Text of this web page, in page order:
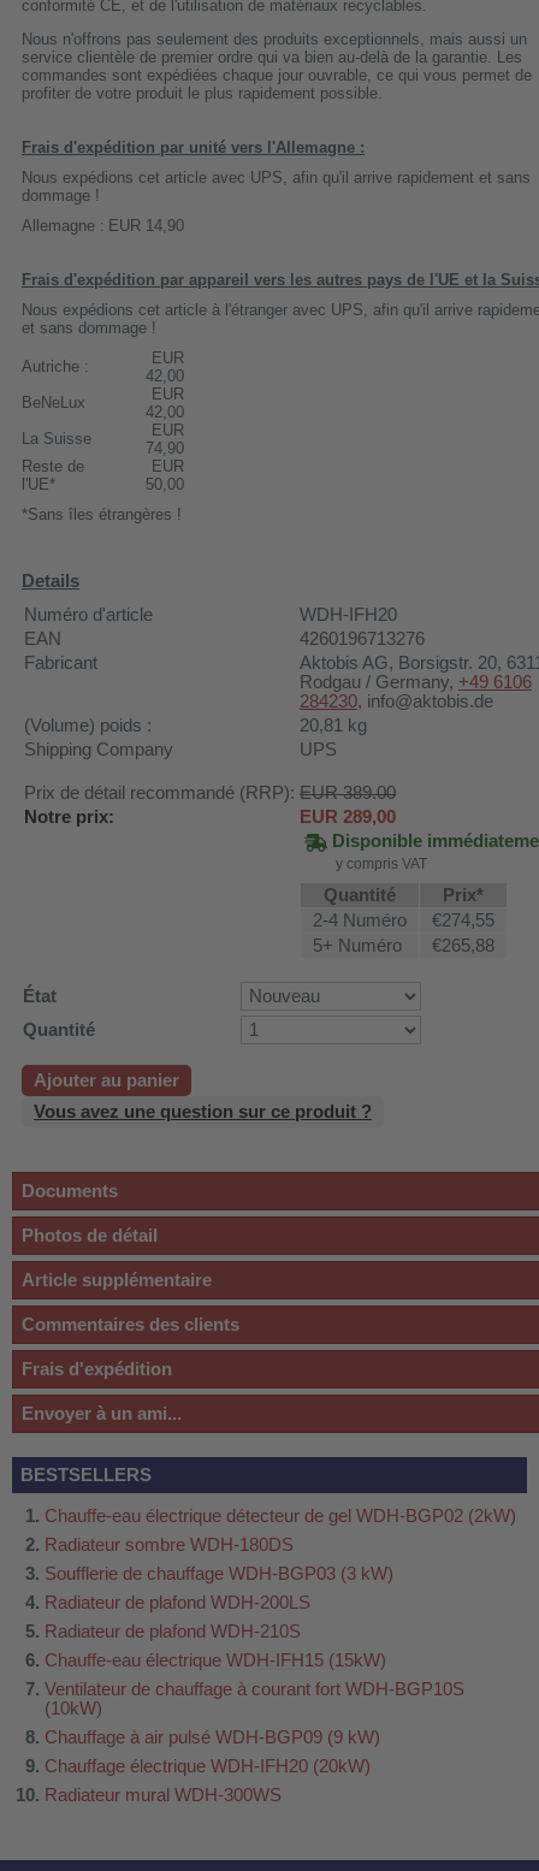
conformité CE, et de l'utilisation de matériaux recyclables.
Nous n'offrons pas seulement des produits exceptionnels, mais aussi un
service clientèle de premier ordre qui va bien au-delà de la garantie. Les
commandes sont expédiées chaque jour ouvrable, ce qui vous permet de
profiter de votre produit le plus rapidement possible.
Frais d'expédition par unité vers l'Allemagne :
Nous expédions cet article avec UPS, afin qu'il arrive rapidement et sans
dommage !
Allemagne : EUR 14,90
Frais d'expédition par appareil vers les autres pays de l'UE et la
Nous expédions cet article à l'étranger avec UPS, afin qu'il arrive
et sans dommage !
Autriche :
EUR
42,00
BeNeLux
EUR
42,00
La Suisse
EUR
74,90
Reste de
l'UE*
EUR
50,00
*Sans îles étrangères !
Details
Numéro d'article
WDH-IFH20
EAN
4260196713276
Fabricant
Aktobis AG, Borsigstr. 20,
Rodgau / Germany, +49 6106
284230, info@aktobis.de
(Volume) poids :
20,81 kg
Shipping Company
UPS
Prix de détail recommandé (RRP): EUR 389.00
Notre prix:
EUR 289,00
Disponible
y compris VAT
Quantité
Prix*
2-4 Numéro
€274,55
5+ Numéro
€265,88
État
Quantité
Ajouter au panier
Vous avez une question sur ce produit ?
Documents
Photos de détail
Article supplémentaire
Commentaires des clients
Frais d'expédition
Envoyer à un ami...
BESTSELLERS
Chauffe-eau électrique détecteur de gel WDH-BGP02 (2kW)
Radiateur sombre WDH-180DS
Soufflerie de chauffage WDH-BGP03 (3 kW)
Radiateur de plafond WDH-200LS
Radiateur de plafond WDH-210S
Chauffe-eau électrique WDH-IFH15 (15kW)
Ventilateur de chauffage à courant fort WDH-BGP10S
(10kW)
Chauffage à air pulsé WDH-BGP09 (9 kW)
Chauffage électrique WDH-IFH20 (20kW)
Radiateur mural WDH-300WS